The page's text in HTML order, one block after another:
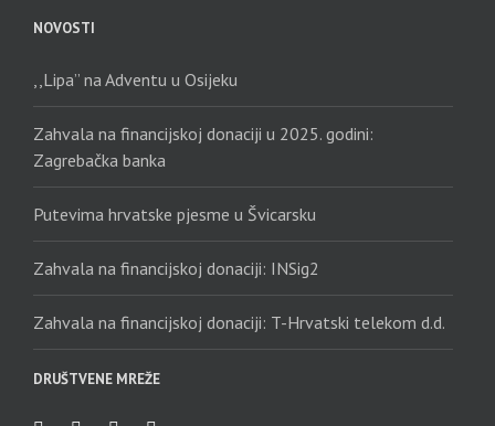
NOVOSTI
,,Lipa” na Adventu u Osijeku
Zahvala na financijskoj donaciji u 2025. godini:
Zagrebačka banka
Putevima hrvatske pjesme u Švicarsku
Zahvala na financijskoj donaciji: INSig2
Zahvala na financijskoj donaciji: T-Hrvatski telekom d.d.
DRUŠTVENE MREŽE